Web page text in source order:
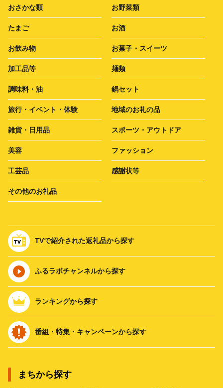
おさかな類 お野菜類
たまご お酒
お飲み物 お菓子・スイーツ
加工品等 麺類
調味料・油 鍋セット
旅行・イベント・体験 地域のお礼の品
雑貨・日用品 スポーツ・アウトドア
美容 ファッション
工芸品 感謝状等
その他のお礼品
TVで紹介された返礼品から探す
ふるラボチャンネルから探す
ランキングから探す
番組・特集・キャンペーンから探す
まちから探す